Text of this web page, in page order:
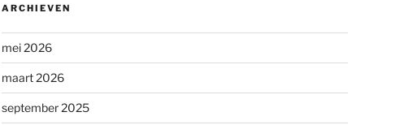
ARCHIEVEN
mei 2026
maart 2026
september 2025